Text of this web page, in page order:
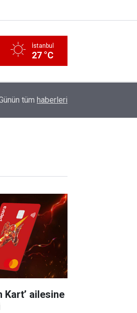
İstanbul
27 °C
Kan Donduran İddialar!
tüm haberleri
Kart’ ailesine